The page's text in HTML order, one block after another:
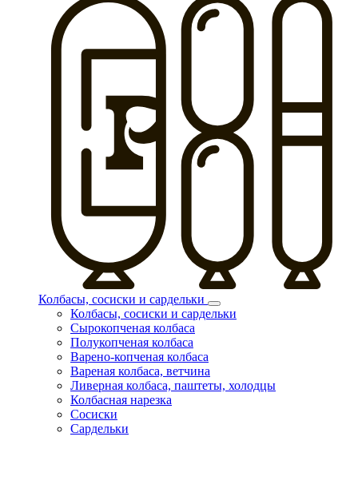
Колбасы, сосиски и сардельки
Колбасы, сосиски и сардельки
Сырокопченая колбаса
Полукопченая колбаса
Варено-копченая колбаса
Вареная колбаса, ветчина
Ливерная колбаса, паштеты, холодцы
Колбасная нарезка
Сосиски
Сардельки